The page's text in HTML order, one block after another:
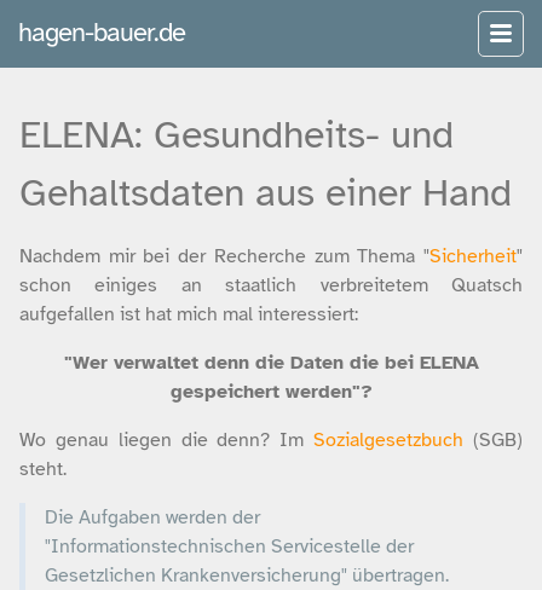
hagen-bauer.de
ELENA: Gesundheits- und
Gehaltsdaten aus einer Hand
Nachdem mir bei der Recherche zum Thema "Sicherheit"
schon einiges an staatlich verbreitetem Quatsch
aufgefallen ist hat mich mal interessiert:
"Wer verwaltet denn die Daten die bei ELENA
gespeichert werden"?
Wo genau liegen die denn? ImSozialgesetzbuch (SGB)
steht.
Die Aufgaben werden der
"Informationstechnischen Servicestelle der
Gesetzlichen Krankenversicherung" übertragen.